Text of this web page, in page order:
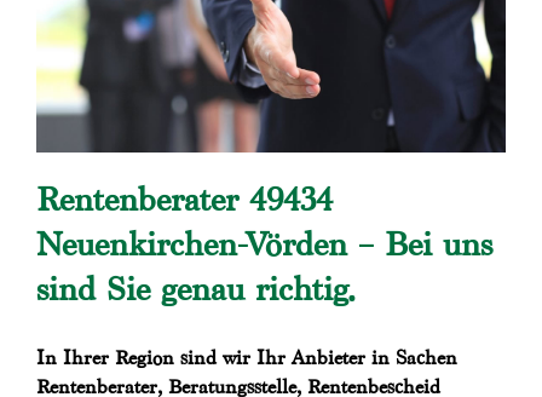
Rentenberater 49434
Neuenkirchen-Vörden – Bei uns
sind Sie genau richtig.
In Ihrer Region sind wir Ihr Anbieter in Sachen
Rentenberater, Beratungsstelle, Rentenbescheid